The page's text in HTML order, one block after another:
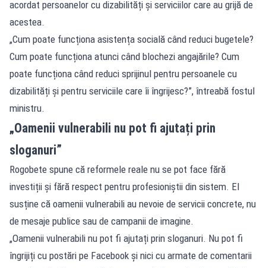
acordat persoanelor cu dizabilități și serviciilor care au grijă de
acestea.
„Cum poate funcționa asistența socială când reduci bugetele?
Cum poate funcționa atunci când blochezi angajările? Cum
poate funcționa când reduci sprijinul pentru persoanele cu
dizabilități și pentru serviciile care îi îngrijesc?”, întreabă fostul
ministru.
„Oamenii vulnerabili nu pot fi ajutați prin
sloganuri”
Rogobete spune că reformele reale nu se pot face fără
investiții și fără respect pentru profesioniștii din sistem. El
susține că oamenii vulnerabili au nevoie de servicii concrete, nu
de mesaje publice sau de campanii de imagine.
„Oamenii vulnerabili nu pot fi ajutați prin sloganuri. Nu pot fi
îngrijiți cu postări pe Facebook și nici cu armate de comentarii